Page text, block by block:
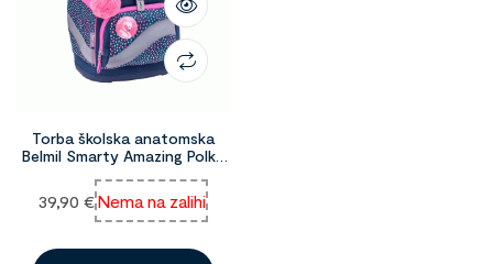
Torba školska anatomska
Belmil Smarty Amazing Polka
39,90 €Nema na zalihi